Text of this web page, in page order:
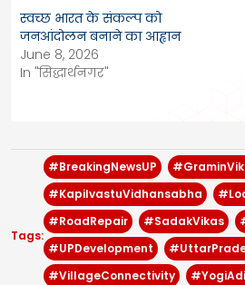
स्वच्छ भारत के संकल्प को
जनआंदोलन बनाने का आह्वान
June 8, 2026
In "सिद्धार्थनगर"
Tags:
#BreakingNewsUP
#KapilvastuVidhansabha
#RoadRepair
#SadakVikas
#UPDevelopment
#VillageConnectivity